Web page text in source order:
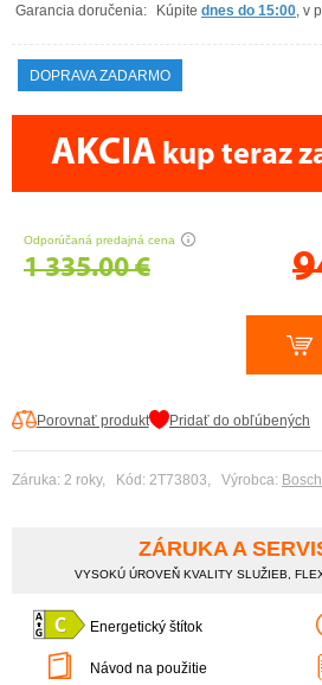
Garancia doručenia: Kúpite dnes do 15:00 , v
DOPRAVA ZADARMO
AKCIA kup teraz
Odporúčaná predajná cena
1 335.00 €
Porovnať produkt Pridať do obľúbených
Záruka: 2 roky, Kód: 2T73803, Výrobca: Bosch
ZÁRUKA A
VYSOKÚ ÚROVEŇ KVALITY SLUŽIEB,
Energetický štítok
Návod na použitie